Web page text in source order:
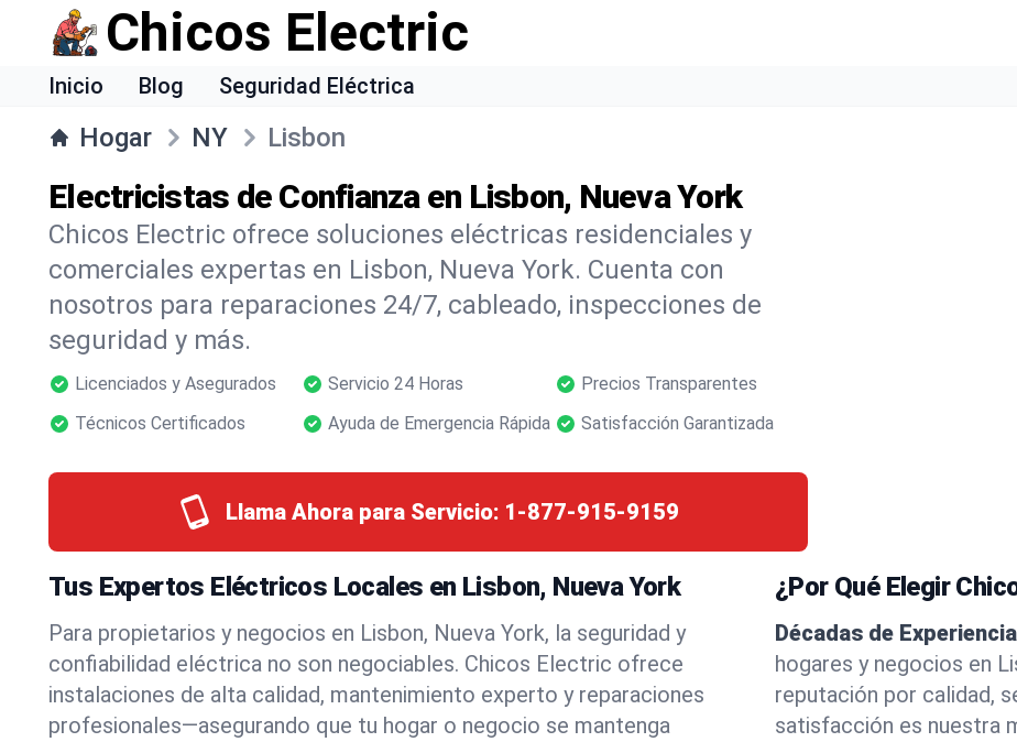
Chicos Electric
Inicio Blog Seguridad Eléctrica
Hogar NY Lisbon
Electricistas de Confianza en Lisbon, Nueva York
Chicos Electric ofrece soluciones eléctricas residenciales y
comerciales expertas en Lisbon, Nueva York. Cuenta con
nosotros para reparaciones 24/7, cableado, inspecciones de
seguridad y más.
Licenciados y Asegurados Servicio 24 Horas
Precios Transparentes
Técnicos Certificados
Ayuda de Emergencia Rápida Satisfacción Garantizada
Llama Ahora para Servicio: 1-877-915-9159
Tus Expertos Eléctricos Locales en Lisbon, Nueva York
Para propietarios y negocios en Lisbon, Nueva York, la seguridad y
confiabilidad eléctrica no son negociables. Chicos Electric ofrece
instalaciones de alta calidad, mantenimiento experto y reparaciones
profesionales—asegurando que tu hogar o negocio se mantenga
¿Por Qué Elegir
Décadas de
hogares y negocios en
reputación por calidad,
satisfacción es nuestra